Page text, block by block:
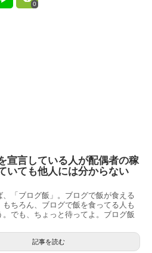
0
宣言している人が配偶者の稼
いても他人には分からない
、「ブログ飯」。ブログで飯が食える
もちろん、ブログで飯を食ってる人も
。でも、ちょっと待ってよ。ブログ飯
記事を読む